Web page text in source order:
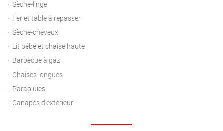
Sèche-linge
Fer et table à repasser
Sèche-cheveux
Lit bébé et chaise haute
Barbecue à gaz
Chaises longues
Parapluies
Canapés d'extérieur